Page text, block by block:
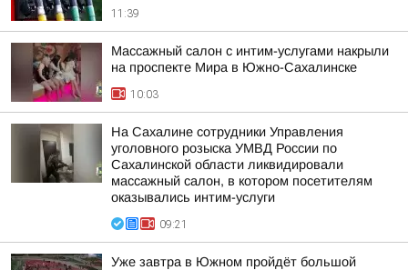
11:39
Массажный салон с интим-услугами накрыли
на проспекте Мира в Южно-Сахалинске
10:03
На Сахалине сотрудники Управления
уголовного розыска УМВД России по
Сахалинской области ликвидировали
массажный салон, в котором посетителям
оказывались интим-услуги
09:21
Уже завтра в Южном пройдёт большой